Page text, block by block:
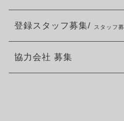
登録スタッフ募集/ スタッフ
協力会社 募集